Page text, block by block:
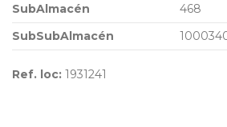
SubAlmacén
468
SubSubAlmacén
Ref. loc: 1931241